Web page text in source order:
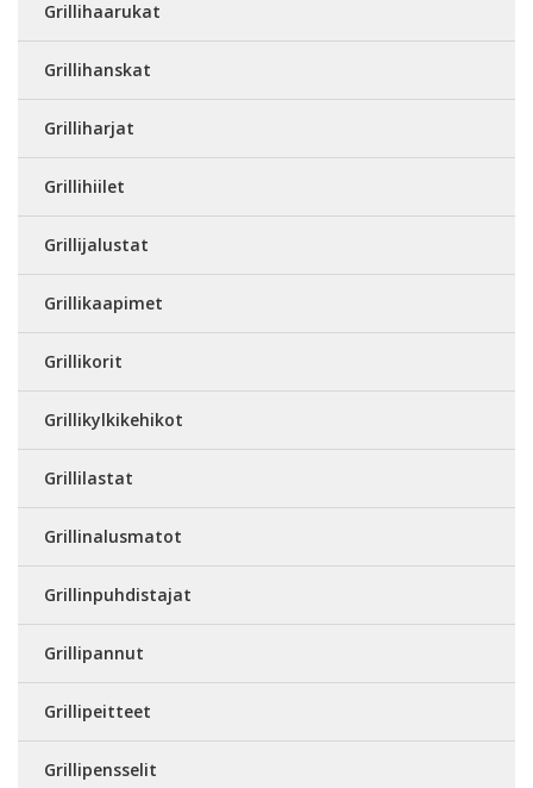
Grillihaarukat
Grillihanskat
Grilliharjat
Grillihiilet
Grillijalustat
Grillikaapimet
Grillikorit
Grillikylkikehikot
Grillilastat
Grillinalusmatot
Grillinpuhdistajat
Grillipannut
Grillipeitteet
Grillipensselit